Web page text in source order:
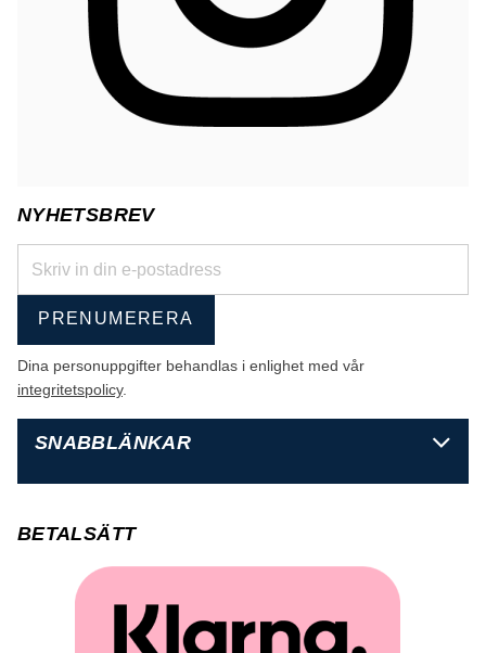
NYHETSBREV
PRENUMERERA
Dina personuppgifter behandlas i enlighet med vår
integritetspolicy.
SNABBLÄNKAR
BETALSÄTT